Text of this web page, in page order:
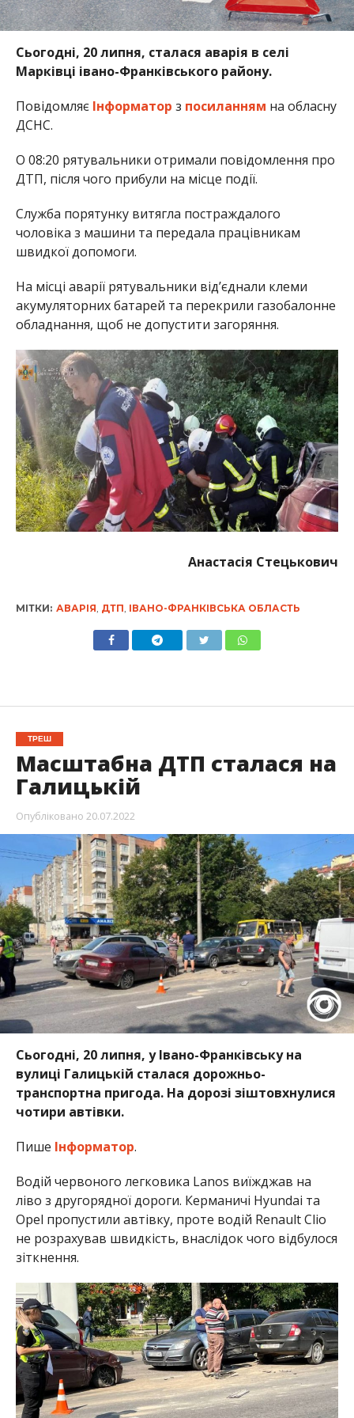
Сьогодні, 20 липня, сталася аварія в селі
Марківці івано-Франківського району.
Повідомляє Інформатор з посиланням на обласну
ДСНС.
О 08:20 рятувальники отримали повідомлення про
ДТП, після чого прибули на місце події.
Служба порятунку витягла постраждалого
чоловіка з машини та передала працівникам
швидкої допомоги.
На місці аварії рятувальники від’єднали клеми
акумуляторних батарей та перекрили газобалонне
обладнання, щоб не допустити загоряння.
Анастасія Стецькович
МІТКИ: АВАРІЯ ДТП ІВАНО-ФРАНКІВСЬКА ОБЛАСТЬ
ТРЕШ
Масштабна ДТП сталася на
Галицькій
Опубліковано 20.07.2022
Сьогодні, 20 липня, у Івано-Франківську на
вулиці Галицькій сталася дорожньо-
транспортна пригода. На дорозі зіштовхнулися
чотири автівки.
Пише Інформатор.
Водій червоного легковика Lanos виїжджав на
ліво з другорядної дороги. Керманичі Hyundai та
Opel пропустили автівку, проте водій Renault Clio
не розрахував швидкість, внаслідок чого відбулося
зіткнення.